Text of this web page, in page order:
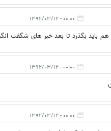
۰۰:۰۰ - ۱۳۹۲/۰۳/۱۲
باید بگذرد تا بعد خبر های شگفت
۰۰:۰۰ - ۱۳۹۲/۰۳/۱۲
۰۰:۰۰ - ۱۳۹۲/۰۳/۱۲